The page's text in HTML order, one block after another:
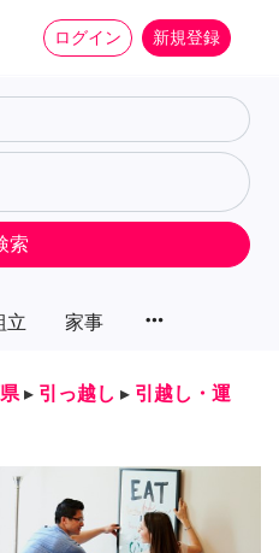
ログイン 新規登録
立 家事 more_horiz
索
▸ 引っ越し ▸ 引越し・運